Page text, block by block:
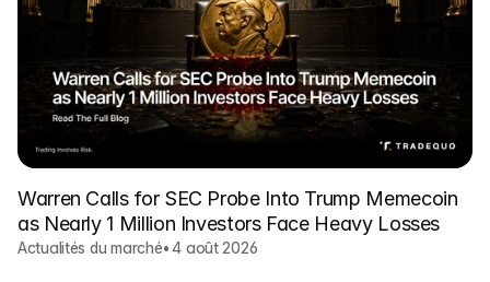
Warren Calls for SEC Probe Into Trump Memecoin
as Nearly 1 Million Investors Face Heavy Losses
Actualités du marché• 4 août 2026